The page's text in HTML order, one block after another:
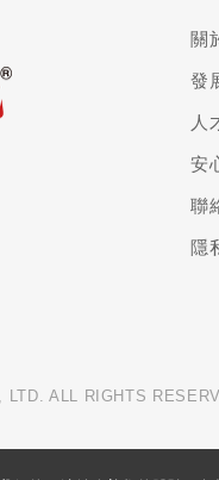
關
發
人
安
聯
隱
ALL RIGHTS